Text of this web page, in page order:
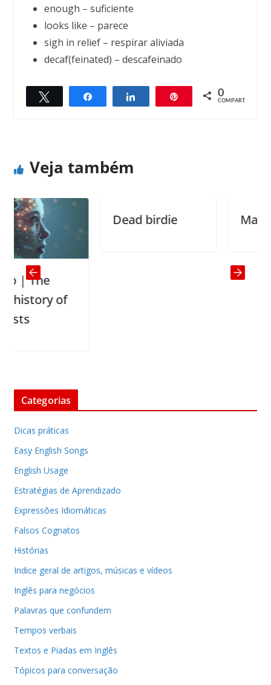
enough – suficiente
looks like – parece
sigh in relief – respirar aliviada
decaf(feinated) – descafeinado
Compartilhar Compartilhar 0
COMPART.
← Previous
Next →
Veja também
The
of
Dead birdie Married
Categorias
Dicas práticas
Easy English Songs
English Usage
Estratégias de Aprendizado
Expressões Idiomáticas
Falsos Cognatos
Histórias
Indice geral de artigos, músicas e vídeos
Inglês para negócios
Palavras que confundem
Tempos verbais
Textos e Piadas em Inglês
Tópicos para conversação